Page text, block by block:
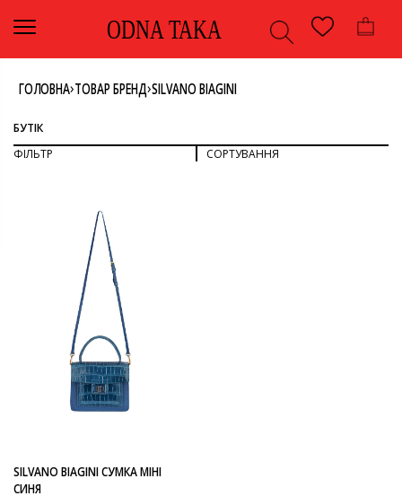
ODNA TAKA
ГОЛОВНА›ТОВАР БРЕНД›SILVANO BIAGINI
БУТІК
ФІЛЬТР
СОРТУВАННЯ
ДИВИТИСЯ ВСЕ
СОРТУВАТИ ЗА ЦІНОЮ: ВІД НИЖЧОЇ ДО ВИЩОЇ
СОРТУВАТИ ЗА ЦІНОЮ: ВІД ВИЩОЇ ДО НИЖЧОЇ
SILVANO BIAGINI СУМКА МІНІ
СИНЯ